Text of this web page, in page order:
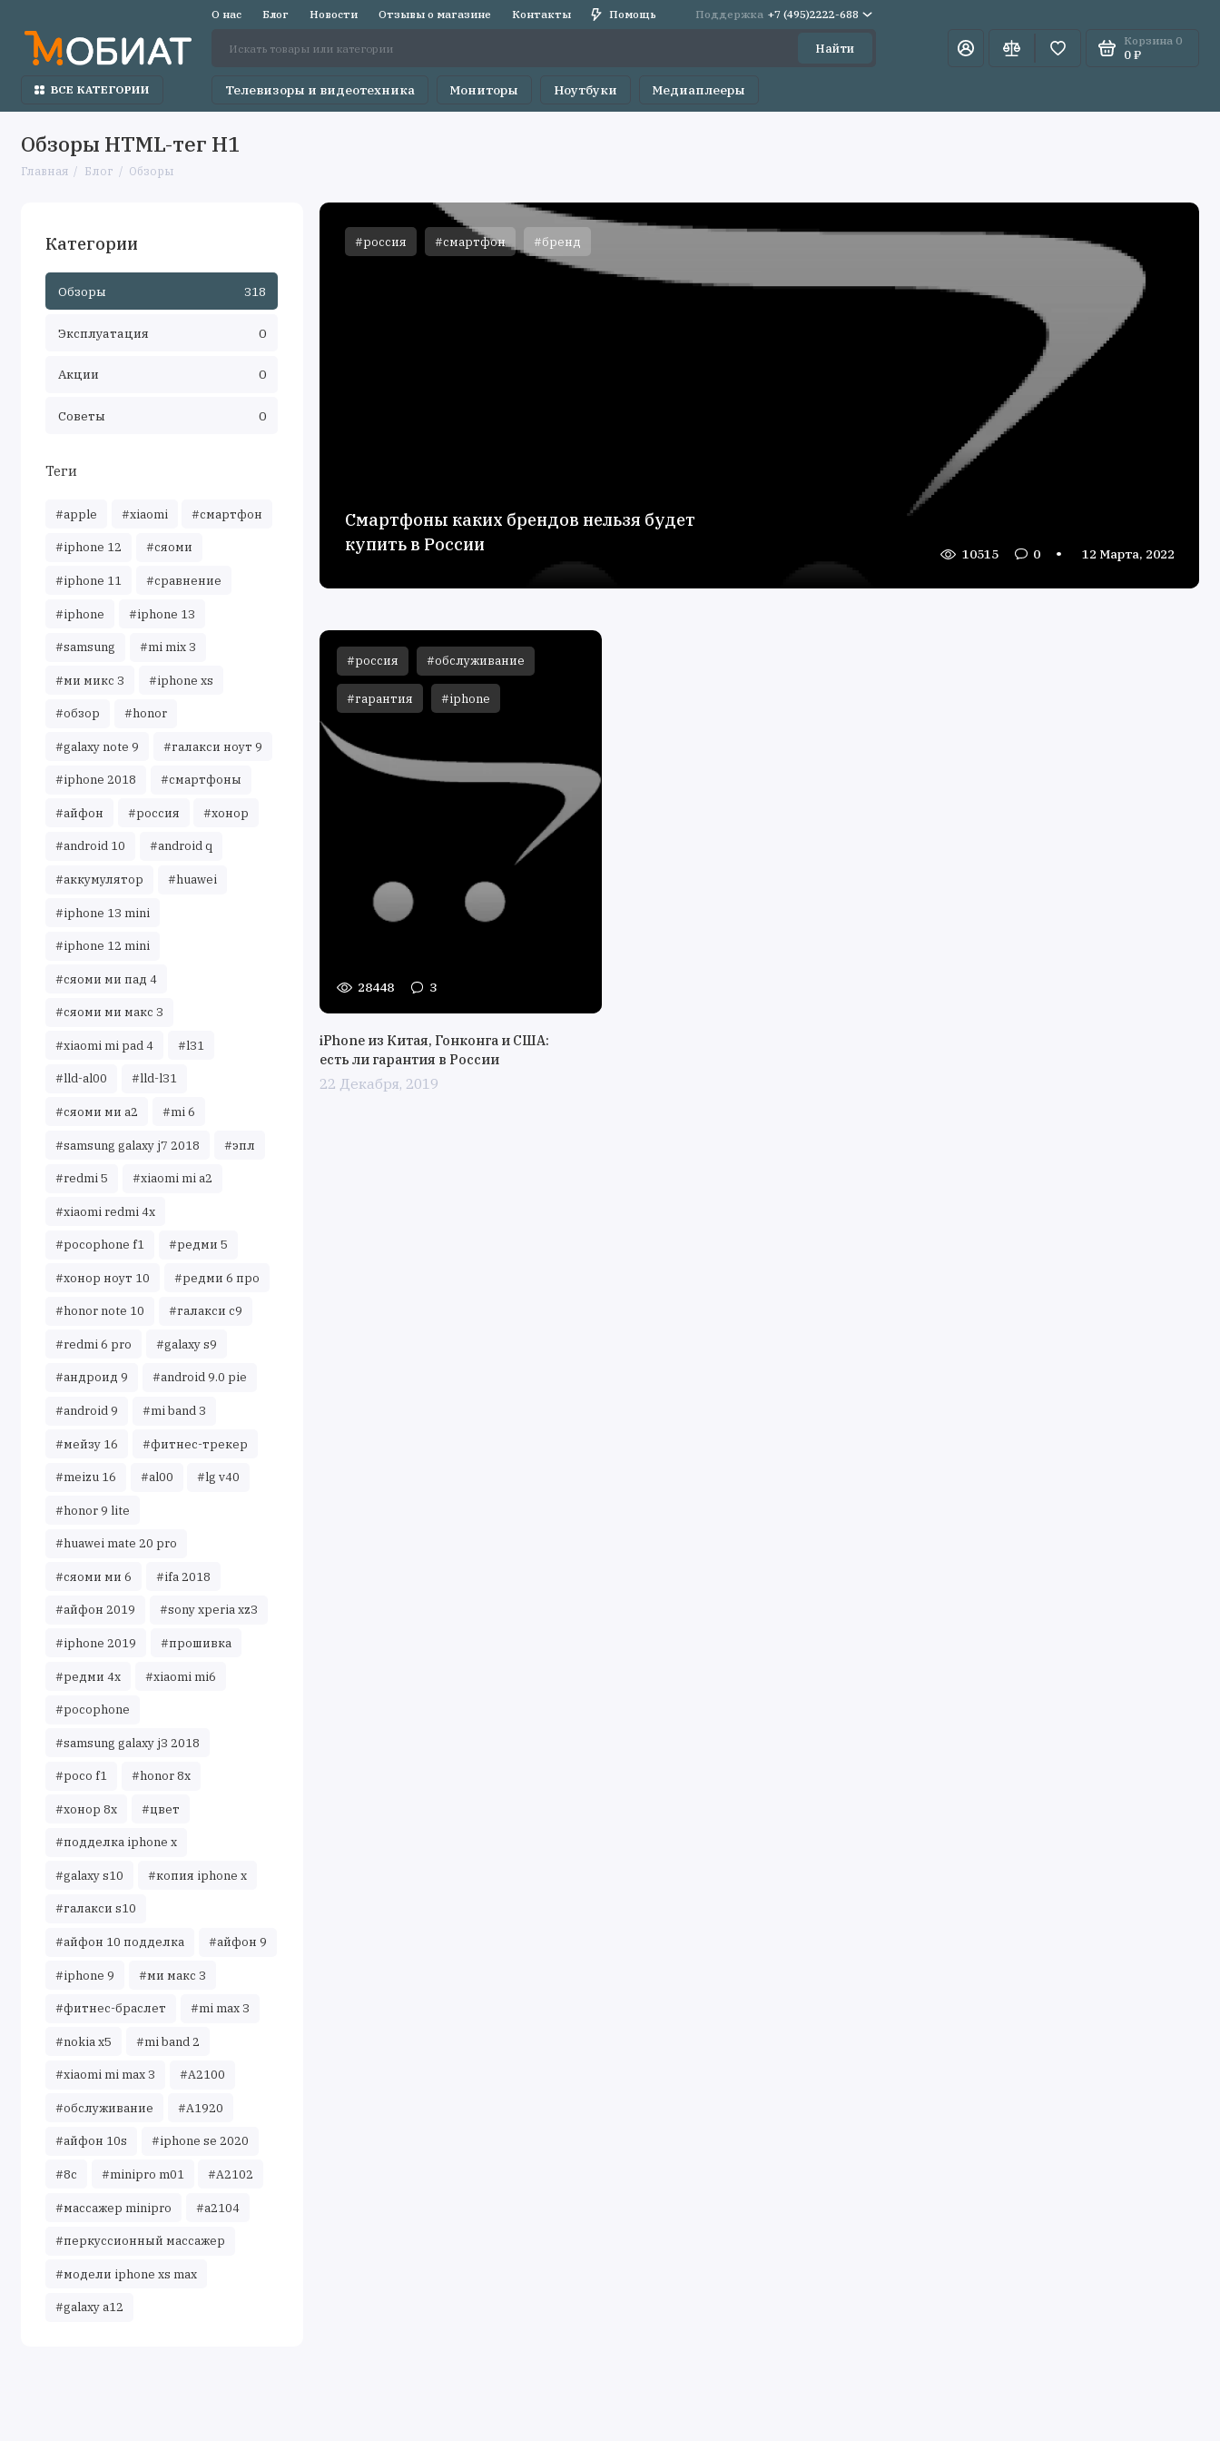
О нас Блог Новости Отзывы о магазине Контакты Помощь Поддержка +7 (495)2222-688
Найти
Корзина 0
0 ₽
ВСЕ КАТЕГОРИИ Телевизоры и видеотехника Мониторы Ноутбуки Медиаплееры
Обзоры HTML-тег H1
Главная Блог Обзоры
Категории
Обзоры 318
Эксплуатация 0
Акции 0
Советы 0
Теги
#apple #xiaomi #смартфон
#iphone 12 #сяоми
#iphone 11 #сравнение
#iphone #iphone 13
#samsung #mi mix 3
#ми микс 3 #iphone xs
#обзор #honor
#galaxy note 9 #галакси ноут 9
#iphone 2018 #смартфоны
#айфон #россия #хонор
#android 10 #android q
#аккумулятор #huawei
#iphone 13 mini
#iphone 12 mini
#сяоми ми пад 4
#сяоми ми макс 3
#xiaomi mi pad 4 #l31
#lld-al00 #lld-l31
#сяоми ми а2 #mi 6
#samsung galaxy j7 2018 #эпл
#redmi 5 #xiaomi mi a2
#xiaomi redmi 4x
#pocophone f1 #редми 5
#хонор ноут 10 #редми 6 про
#honor note 10 #галакси с9
#redmi 6 pro #galaxy s9
#андроид 9 #android 9.0 pie
#android 9 #mi band 3
#мейзу 16 #фитнес-трекер
#meizu 16 #al00 #lg v40
#honor 9 lite
#huawei mate 20 pro
#сяоми ми 6 #ifa 2018
#айфон 2019 #sony xperia xz3
#iphone 2019 #прошивка
#редми 4х #xiaomi mi6
#pocophone
#samsung galaxy j3 2018
#poco f1 #honor 8x
#хонор 8х #цвет
#подделка iphone x
#galaxy s10 #копия iphone x
#галакси s10
#айфон 10 подделка #айфон 9
#iphone 9 #ми макс 3
#фитнес-браслет #mi max 3
#nokia x5 #mi band 2
#xiaomi mi max 3 #A2100
#обслуживание #A1920
#айфон 10s #iphone se 2020
#8c #minipro m01 #A2102
#массажер minipro #a2104
#перкуссионный массажер
#модели iphone xs max
#galaxy a12
#россия #смартфон #бренд
10515 0 12 Марта, 2022
Смартфоны каких брендов нельзя будет
купить в России
#россия #обслуживание
#гарантия #iphone
28448 3
iPhone из Китая, Гонконга и США:
есть ли гарантия в России
22 Декабря, 2019